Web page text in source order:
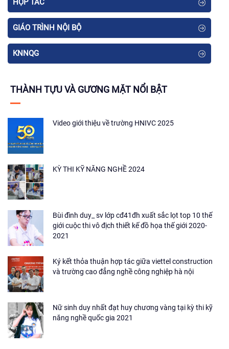
GIÁO TRÌNH NỘI BỘ
KNNQG
THÀNH TỰU VÀ GƯƠNG MẶT NỔI BẬT
Video giới thiệu về trường HNIVC 2025
KỲ THI KỸ NĂNG NGHỀ 2024
Bùi đình duy_ sv lớp cđ41đh xuất sắc lọt top 10 thế
giới cuộc thi vô địch thiết kế đồ họa thế giới 2020-
2021
Ký kết thỏa thuận hợp tác giữa viettel construction
và trường cao đẳng nghề công nghiệp hà nội
Nữ sinh duy nhất đạt huy chương vàng tại kỳ thi kỹ
năng nghề quốc gia 2021